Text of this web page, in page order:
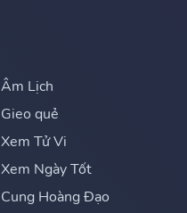
Âm Lịch
Gieo quẻ
Xem Tử Vi
Xem Ngày Tốt
Cung Hoàng Đạo